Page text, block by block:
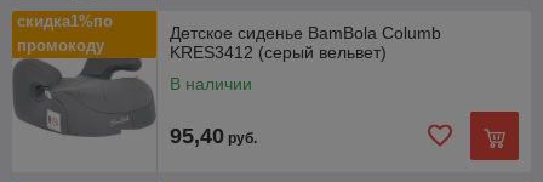
скидка1%по
промокоду
Детское сиденье BamBola Columb
KRES3412 (серый вельвет)
В наличии
95,40 руб.